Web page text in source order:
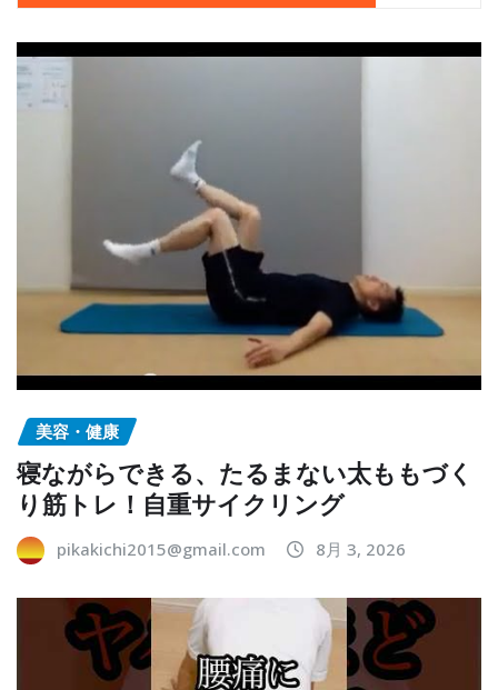
美容・健康
寝ながらできる、たるまない太ももづく
り筋トレ！自重サイクリング
pikakichi2015@gmail.com 8月 3, 2026